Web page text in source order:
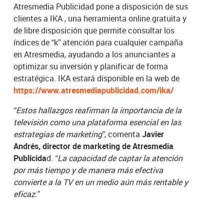
Atresmedia Publicidad pone a disposición de sus
clientes a IKA , una herramienta online gratuita y
de libre disposición que permite consultar los
índices de “k” atención para cualquier campaña
en Atresmedia, ayudando a los anunciantes a
optimizar su inversión y planificar de forma
estratégica. IKA estará disponible en la web de
https://www.atresmediapublicidad.com/ika/
“Estos hallazgos reafirman la importancia de la
televisión como una plataforma esencial en las
estrategias de marketing”, comentaJavier
Andrés, director de marketing de Atresmedia
Publicidad. “La capacidad de captar la atención
por más tiempo y de manera más efectiva
convierte a la TV en un medio aún más rentable y
eficaz.”